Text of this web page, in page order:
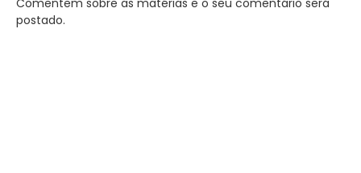
Comentem sobre as matérias e o seu comentário será
postado.